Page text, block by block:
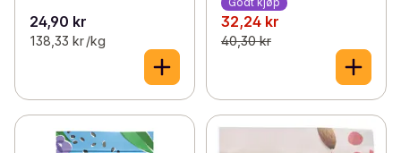
24,90 kr
138,33 kr /kg
32,24 kr
40,30 kr